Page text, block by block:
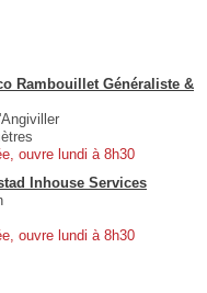
Rambouillet Généraliste &
ouvre lundi à 8h30
Inhouse Services
ouvre lundi à 8h30